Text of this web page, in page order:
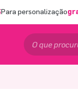
Para personalização